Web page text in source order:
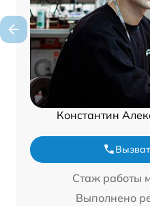
Константин
Стаж работы
Выполнено